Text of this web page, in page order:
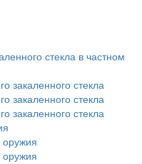
стекла в частном
закаленного стекла
закаленного стекла
закаленного стекла